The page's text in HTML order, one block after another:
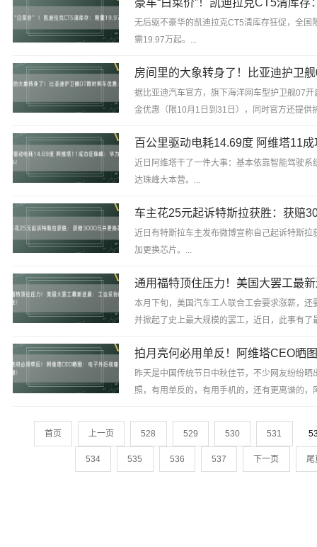
无后驱不豪华的凯迪拉克CT5清库存狂促，全国
需19.97万起。...
据比亚迪汽车官方，旗下海洋网车型护卫舰07
金优惠（限10月1日到31日），同时官方还提供
近日阿维塔干了一件大事：基本依靠智能驾驶系
达珠峰大本营。...
近日有特斯拉车主发布微博宣称自己起诉特斯拉
加更换芯片。...
本月下旬，美国汽车工人联合工会要求涨薪，还
并掀起了史上最大规模的罢工，近日，此事有了
昨天是中国传统节日中秋佳节，不少网友纷纷晒
照，有用单反的，有用手机的，还有更离谱的，
首页 上一页 528 529 530 531
534 535 536 537 下一页 尾